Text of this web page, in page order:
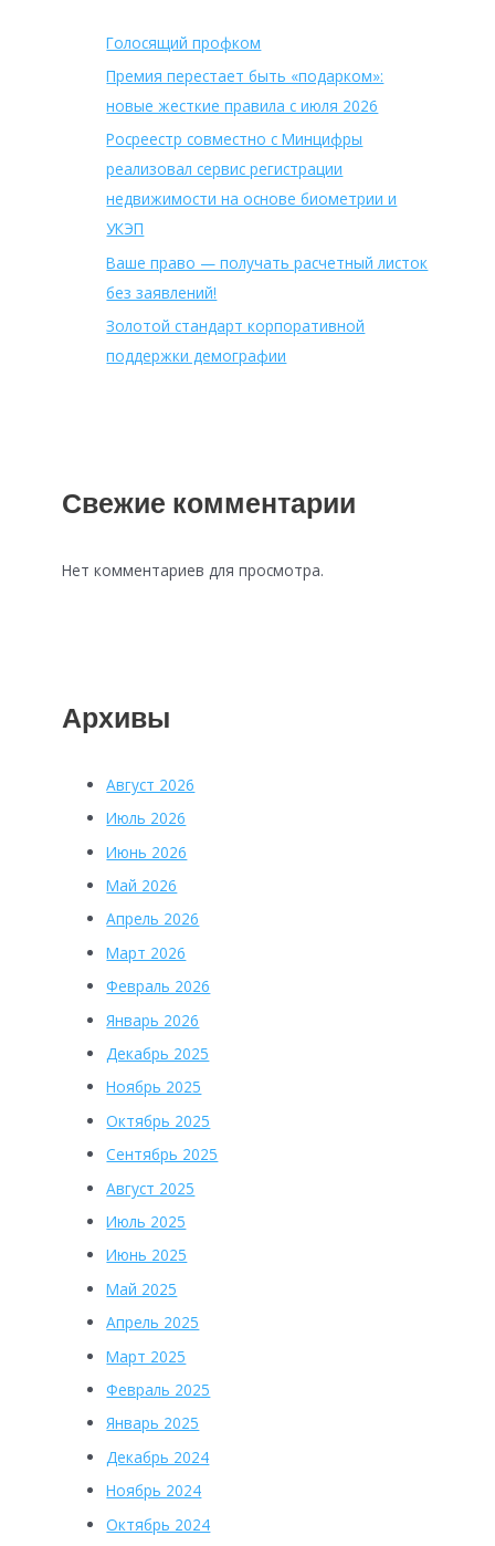
Голосящий профком
Премия перестает быть «подарком»:
новые жесткие правила с июля 2026
Росреестр совместно с Минцифры
реализовал сервис регистрации
недвижимости на основе биометрии и
УКЭП
Ваше право — получать расчетный листок
без заявлений!
Золотой стандарт корпоративной
поддержки демографии
Свежие комментарии
Нет комментариев для просмотра.
Архивы
Август 2026
Июль 2026
Июнь 2026
Май 2026
Апрель 2026
Март 2026
Февраль 2026
Январь 2026
Декабрь 2025
Ноябрь 2025
Октябрь 2025
Сентябрь 2025
Август 2025
Июль 2025
Июнь 2025
Май 2025
Апрель 2025
Март 2025
Февраль 2025
Январь 2025
Декабрь 2024
Ноябрь 2024
Октябрь 2024